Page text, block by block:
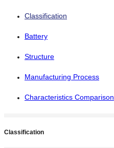
Classification
Battery
Structure
Manufacturing Process
Characteristics Comparison
Classification